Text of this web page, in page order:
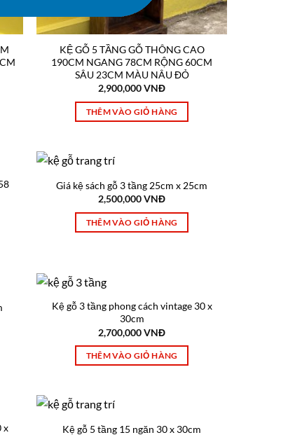
KỆ GỖ 5 TẦNG GỖ THÔNG CAO
190CM NGANG 78CM RỘNG 60CM
SÂU 23CM MÀU NÂU ĐỎ
2,900,000VNĐ
THÊM VÀO GIỎ HÀNG
Giá kệ sách gỗ 3 tầng 25cm x 25cm
2,500,000VNĐ
THÊM VÀO GIỎ HÀNG
Kệ gỗ 3 tầng phong cách vintage 30 x
30cm
2,700,000VNĐ
THÊM VÀO GIỎ HÀNG
x
Kệ gỗ 5 tầng 15 ngăn 30 x 30cm